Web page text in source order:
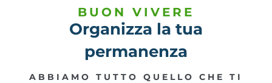
BUON VIVERE
Organizza la tua
permanenza
ABBIAMO TUTTO QUELLO CHE TI